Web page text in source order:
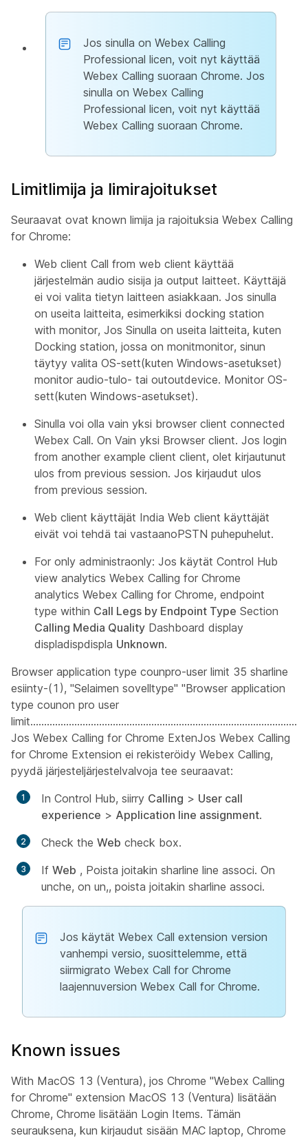
Jos sinulla on Webex Calling
Professional licen, voit nyt käyttää
Webex Calling suoraan Chrome. Jos
sinulla on Webex Calling
Professional licen, voit nyt käyttää
Webex Calling suoraan Chrome.
Limitlimija ja limirajoitukset
Seuraavat ovat known limija ja rajoituksia Webex Calling
for Chrome:
Web client Call from web client käyttää
järjestelmän audio sisija ja output laitteet. Käyttäjä
ei voi valita tietyn laitteen asiakkaan. Jos sinulla
on useita laitteita, esimerkiksi docking station
with monitor, Jos Sinulla on useita laitteita, kuten
Docking station, jossa on monitmonitor, sinun
täytyy valita OS-sett(kuten Windows-asetukset)
monitor audio-tulo- tai outoutdevice. Monitor OS-
sett(kuten Windows-asetukset).
Sinulla voi olla vain yksi browser client connected
Webex Call. On Vain yksi Browser client. Jos login
from another example client client, olet kirjautunut
ulos from previous session. Jos kirjaudut ulos
from previous session.
Web client käyttäjät India Web client käyttäjät
eivät voi tehdä tai vastaanoPSTN puhepuhelut.
For only administraonly: Jos käytät Control Hub
view analytics Webex Calling for Chrome
analytics Webex Calling for Chrome, endpoint
type within Call Legs by Endpoint Type Section
Calling Media Quality Dashboard display
displadispdispla Unknown.
Browser application type counpro-user limit 35 sharline
esiinty-(1), "Selaimen sovelltype" "Browser application
type counon pro user
Jos Webex Calling for Chrome ExtenJos Webex Calling
for Chrome Extension ei rekisteröidy Webex Calling,
pyydä järjesteljärjestelvalvoja tee seuraavat:
In Control Hub, siirry Calling > User call
experience > Application line assignment.
Check the Web check box.
If Web , Poista joitakin sharline line associ. On
unche, on un,, poista joitakin sharline associ.
Jos käytät Webex Call extension version
vanhempi versio, suosittelemme, että
siirmigrato Webex Call for Chrome
laajennuversion Webex Call for Chrome.
Known issues
With MacOS 13 (Ventura), jos Chrome "Webex Calling
for Chrome" extension MacOS 13 (Ventura) lisätään
Chrome, Chrome lisätään Login Items. Tämän
seurauksena, kun kirjaudut sisään MAC laptop, Chrome